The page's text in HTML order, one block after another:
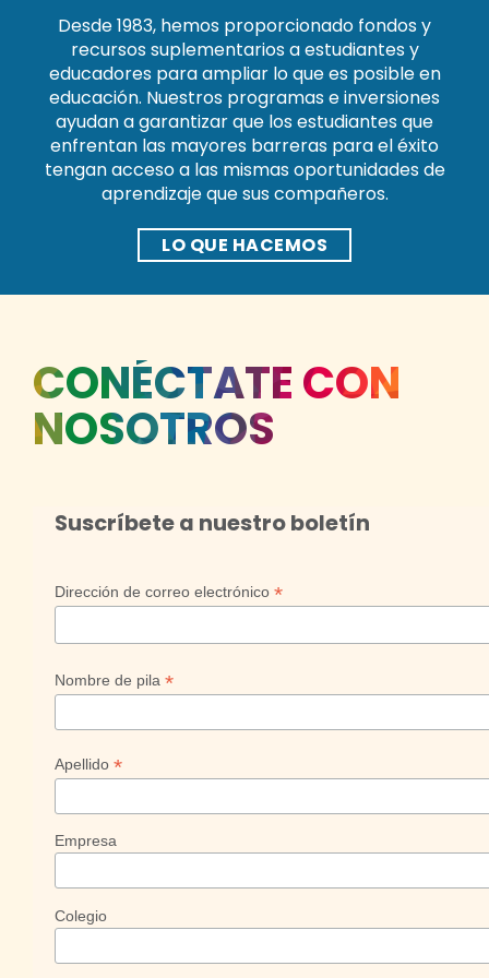
Desde 1983, hemos proporcionado fondos y
recursos suplementarios a estudiantes y
educadores para ampliar lo que es posible en
educación. Nuestros programas e inversiones
ayudan a garantizar que los estudiantes que
enfrentan las mayores barreras para el éxito
tengan acceso a las mismas oportunidades de
aprendizaje que sus compañeros.
LO QUE HACEMOS
CONÉCTATE CON
NOSOTROS
Suscríbete a nuestro boletín
Dirección de correo electrónico *
Nombre de pila *
Apellido *
Empresa
Colegio